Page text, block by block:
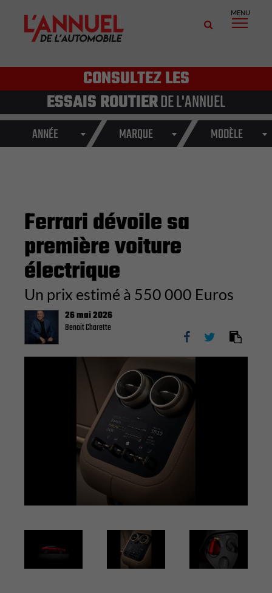
MENU
CONSULTEZ LES
ESSAIS ROUTIERDE L'ANNUEL
ANNÉE MARQUE MODÈLE
Ferrari dévoile sa
première voiture
électrique
Un prix estimé à 550 000 Euros
26 mai 2026
Benoit Charette